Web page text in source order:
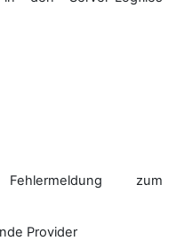
zum
Provider